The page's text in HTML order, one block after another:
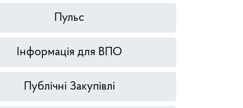
Пульс
Інформація для ВПО
Публічні Закупівлі